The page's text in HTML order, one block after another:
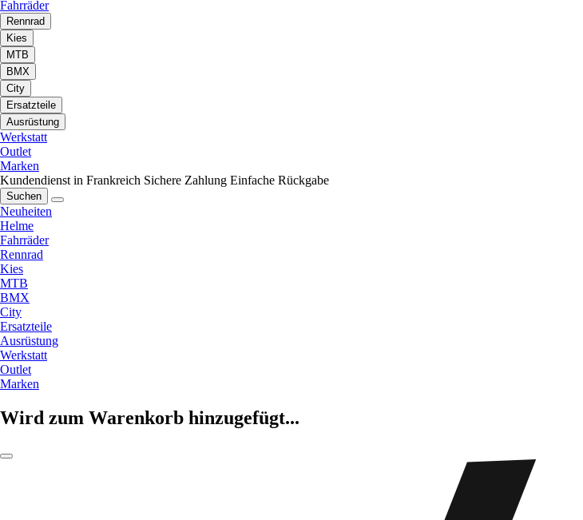
Fahrräder
Rennrad
Kies
MTB
BMX
City
Ersatzteile
Ausrüstung
Werkstatt
Outlet
Marken
Kundendienst in Frankreich Sichere Zahlung Einfache Rückgabe
Suchen
Neuheiten
Helme
Fahrräder
Rennrad
Kies
MTB
BMX
City
Ersatzteile
Ausrüstung
Werkstatt
Outlet
Marken
Wird zum Warenkorb hinzugefügt...